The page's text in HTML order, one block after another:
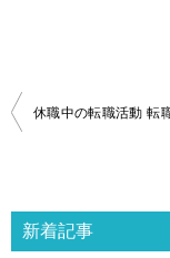
投
稿
ゲ
ー
新着記事